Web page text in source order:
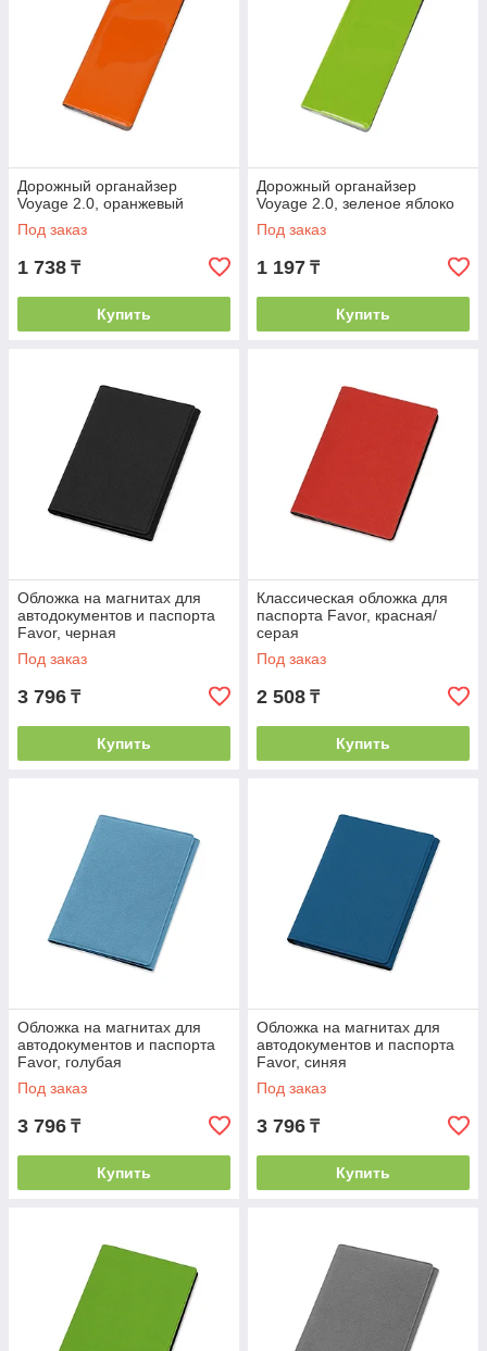
Дорожный органайзер
Voyage 2.0, оранжевый
Под заказ
1 738 ₸
Купить
Дорожный органайзер
Voyage 2.0, зеленое яблоко
Под заказ
1 197 ₸
Купить
Обложка на магнитах для
автодокументов и паспорта
Favor, черная
Под заказ
3 796 ₸
Купить
Классическая обложка для
паспорта Favor, красная/
серая
Под заказ
2 508 ₸
Купить
Обложка на магнитах для
автодокументов и паспорта
Favor, голубая
Под заказ
3 796 ₸
Купить
Обложка на магнитах для
автодокументов и паспорта
Favor, синяя
Под заказ
3 796 ₸
Купить